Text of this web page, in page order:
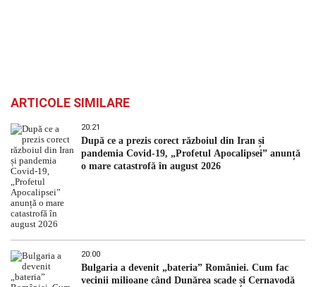
ARTICOLE SIMILARE
20:21
După ce a prezis corect războiul din Iran și
pandemia Covid-19, „Profetul Apocalipsei” anunță
o mare catastrofă în august 2026
20:00
Bulgaria a devenit „bateria” României. Cum fac
vecinii milioane când Dunărea scade și Cernavodă